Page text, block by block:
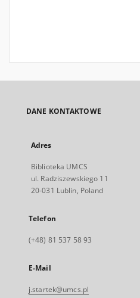
DANE KONTAKTOWE
Adres
Biblioteka UMCS
ul. Radziszewskiego 11
20-031 Lublin, Poland
Telefon
(+48) 81 537 58 93
E-Mail
j.startek@umcs.pl